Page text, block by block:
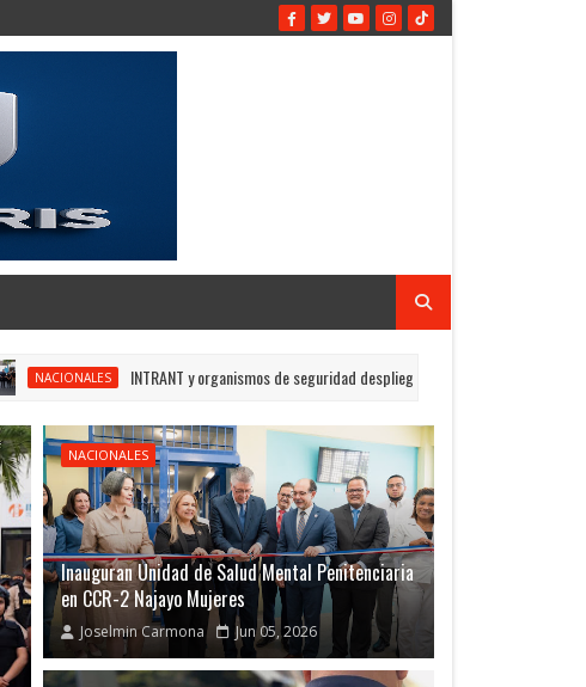
INTRANT y organismos de seguridad despliegan histórico operativo de fiscalización en
NACIONALES
Inauguran Unidad de Salud Mental Penitenciaria
en CCR-2 Najayo Mujeres
Joselmin Carmona Jun 05, 2026